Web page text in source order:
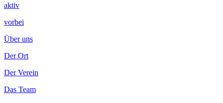
aktiv
vorbei
Über uns
Der Ort
Der Verein
Das Team